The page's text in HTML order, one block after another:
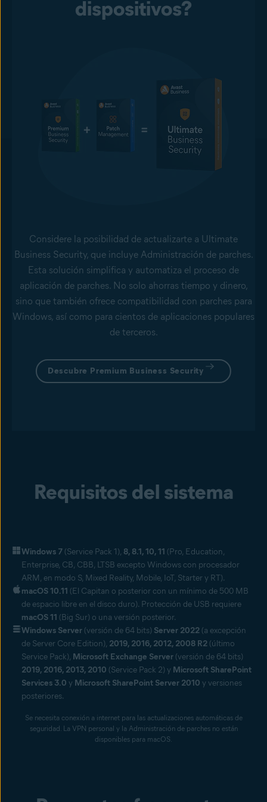
dispositivos?
Considere la posibilidad de actualizarte a Ultimate
Business Security, que incluye Administración de parches.
Esta solución simplifica y automatiza el proceso de
aplicación de parches. No solo ahorras tiempo y dinero,
sino que también ofrece compatibilidad con parches para
Windows, así como para cientos de aplicaciones populares
de terceros.
Descubre Premium Business Security
Requisitos del sistema
Windows 7 (Service Pack 1), 8, 8.1, 10, 11 (Pro, Education,
Enterprise, CB, CBB, LTSB excepto Windows con procesador
ARM, en modo S, Mixed Reality, Mobile, IoT, Starter y RT).
macOS 10.11 (El Capitan o posterior con un mínimo de 500 MB
de espacio libre en el disco duro). Protección de USB requiere
macOS 11 (Big Sur) o una versión posterior.
Windows Server (versión de 64 bits) Server 2022 (a excepción
de Server Core Edition), 2019, 2016, 2012, 2008 R2 (último
Service Pack), Microsoft Exchange Server (versión de 64 bits)
2019, 2016, 2013, 2010 (Service Pack 2) y Microsoft SharePoint
Services 3.0 y Microsoft SharePoint Server 2010 y versiones
posteriores.
Se necesita conexión a internet para las actualizaciones automáticas de
seguridad. La VPN personal y la Administración de parches no están
disponibles para macOS.